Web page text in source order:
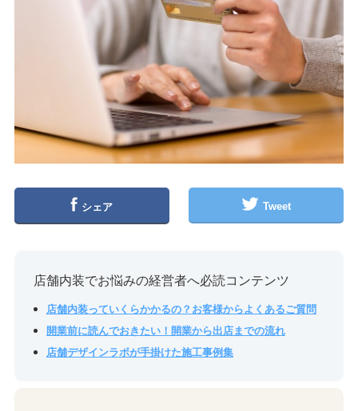
シェア Tweet
店舗内装でお悩みの経営者へ必読コンテンツ
店舗内装っていくらかかるの？お客様からよくあるご質問
開業前に読んでおきたい！開業から出店までの流れ
店舗デザインラボが手掛けた施工事例集